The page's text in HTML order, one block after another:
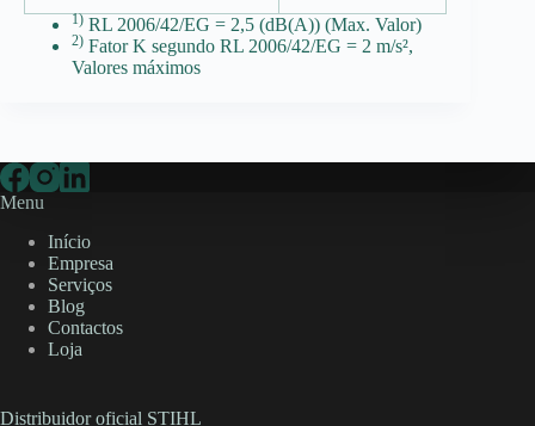
1) RL 2006/42/EG = 2,5 (dB(A)) (Max. Valor)
2) Fator K segundo RL 2006/42/EG = 2 m/s²,
Valores máximos
Menu
Início
Empresa
Serviços
Blog
Contactos
Loja
Distribuidor oficial STIHL